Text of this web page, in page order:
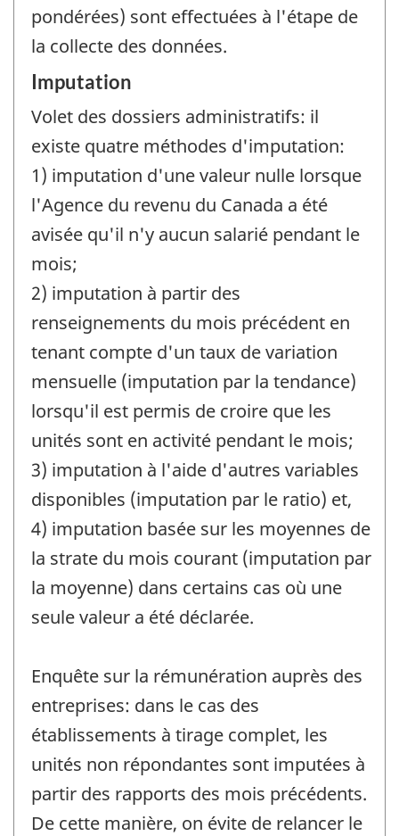
pondérées) sont effectuées à l'étape de
la collecte des données.
Imputation
Volet des dossiers administratifs: il
existe quatre méthodes d'imputation:
1) imputation d'une valeur nulle lorsque
l'Agence du revenu du Canada a été
avisée qu'il n'y aucun salarié pendant le
mois;
2) imputation à partir des
renseignements du mois précédent en
tenant compte d'un taux de variation
mensuelle (imputation par la tendance)
lorsqu'il est permis de croire que les
unités sont en activité pendant le mois;
3) imputation à l'aide d'autres variables
disponibles (imputation par le ratio) et,
4) imputation basée sur les moyennes de
la strate du mois courant (imputation par
la moyenne) dans certains cas où une
seule valeur a été déclarée.
Enquête sur la rémunération auprès des
entreprises: dans le cas des
établissements à tirage complet, les
unités non répondantes sont imputées à
partir des rapports des mois précédents.
De cette manière, on évite de relancer le